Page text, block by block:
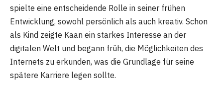
spielte eine entscheidende Rolle in seiner frühen
Entwicklung, sowohl persönlich als auch kreativ. Schon
als Kind zeigte Kaan ein starkes Interesse an der
digitalen Welt und begann früh, die Möglichkeiten des
Internets zu erkunden, was die Grundlage für seine
spätere Karriere legen sollte.